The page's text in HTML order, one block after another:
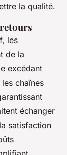
la qualité.
les
de la
excédant
chaînes
échanger
satisfaction